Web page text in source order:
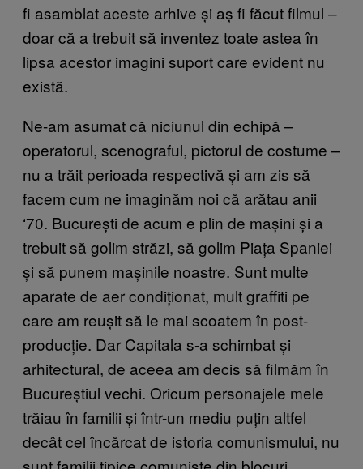
fi asamblat aceste arhive și aș fi făcut filmul –
doar că a trebuit să inventez toate astea în
lipsa acestor imagini suport care evident nu
există.
Ne-am asumat că niciunul din echipă –
operatorul, scenograful, pictorul de costume –
nu a trăit perioada respectivă și am zis să
facem cum ne imaginăm noi că arătau anii
‘70. București de acum e plin de mașini și a
trebuit să golim străzi, să golim Piața Spaniei
și să punem mașinile noastre. Sunt multe
aparate de aer condiționat, mult graffiti pe
care am reușit să le mai scoatem în post-
producție. Dar Capitala s-a schimbat și
arhitectural, de aceea am decis să filmăm în
Bucureștiul vechi. Oricum personajele mele
trăiau în familii și într-un mediu puțin altfel
decât cel încărcat de istoria comunismului, nu